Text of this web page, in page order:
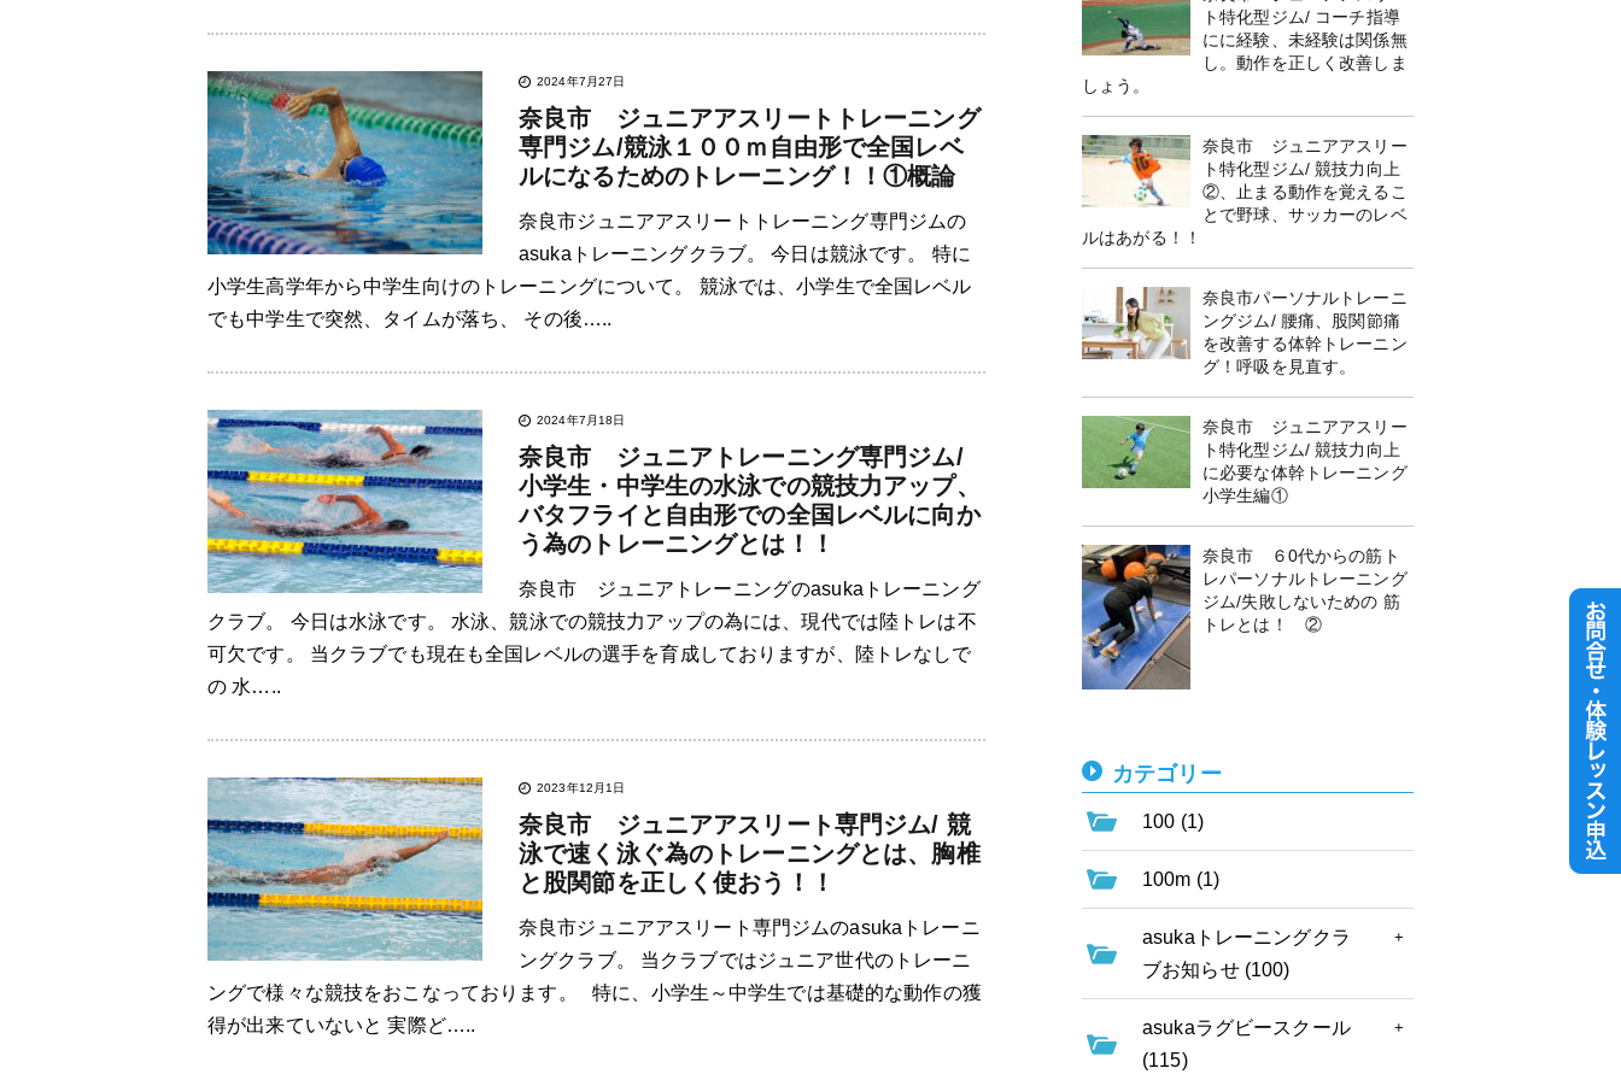
2024年7月27日
奈良市 ジュニアアスリートトレーニング
専門ジム/競泳１００ｍ自由形で全国レベ
ルになるためのトレーニング！！①概論
奈良市ジュニアアスリートトレーニング専門ジムの
asukaトレーニングクラブ。 今日は競泳です。 特に
小学生高学年から中学生向けのトレーニングについて。 競泳では、小学生で全国レベル
でも中学生で突然、タイムが落ち、 その後…..
2024年7月18日
奈良市 ジュニアトレーニング専門ジム/
小学生・中学生の水泳での競技力アップ、
バタフライと自由形での全国レベルに向か
う為のトレーニングとは！！
奈良市 ジュニアトレーニングのasukaトレーニング
クラブ。 今日は水泳です。 水泳、競泳での競技力アップの為には、現代では陸トレは不
可欠です。 当クラブでも現在も全国レベルの選手を育成しておりますが、陸トレなしで
の 水…..
2023年12月1日
奈良市 ジュニアアスリート専門ジム/ 競
泳で速く泳ぐ為のトレーニングとは、胸椎
と股関節を正しく使おう！！
奈良市ジュニアアスリート専門ジムのasukaトレーニ
ングクラブ。 当クラブではジュニア世代のトレーニ
ングで様々な競技をおこなっております。 特に、小学生～中学生では基礎的な動作の獲
得が出来ていないと 実際ど…..
ト特化型ジム/ コーチ指導
にに経験、未経験は関係無
し。動作を正しく改善しま
しょう。
奈良市 ジュニアアスリー
ト特化型ジム/ 競技力向上
②、止まる動作を覚えるこ
とで野球、サッカーのレベ
ルはあがる！！
奈良市パーソナルトレーニ
ングジム/ 腰痛、股関節痛
を改善する体幹トレーニン
グ！呼吸を見直す。
奈良市 ジュニアアスリー
ト特化型ジム/ 競技力向上
に必要な体幹トレーニング
小学生編①
奈良市 ６0代からの筋ト
レパーソナルトレーニング
ジム/失敗しないための 筋
トレとは！ ②
カテゴリー
100 (1)
100m (1)
asukaトレーニングクラ
ブお知らせ (100)
asukaラグビースクール
(115)